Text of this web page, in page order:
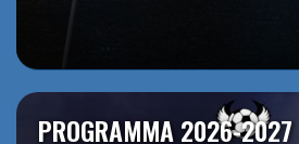
PROGRAMMA 2026-2027